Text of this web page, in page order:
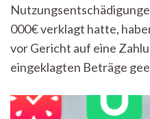
000€ verklagt hatte,
vor Gericht auf eine
eingeklagten Beträge